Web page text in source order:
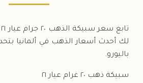
لك أحدث أسعار الذهب في ألمانيا
باليورو.
سبيكة ذهب ٢٠ غرام عيار ٢١